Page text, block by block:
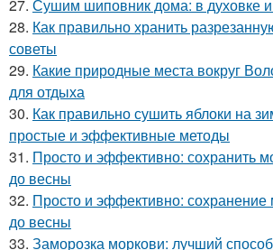
27. Сушим шиповник дома: в духовке
28. Как правильно хранить
советы
29. Какие природные места вокруг
для отдыха
30. Как правильно сушить яблоки на
простые и эффективные методы
31. Просто и эффективно: сохранить
до весны
32. Просто и эффективно: сохранение
до весны
33. Заморозка моркови: лучший